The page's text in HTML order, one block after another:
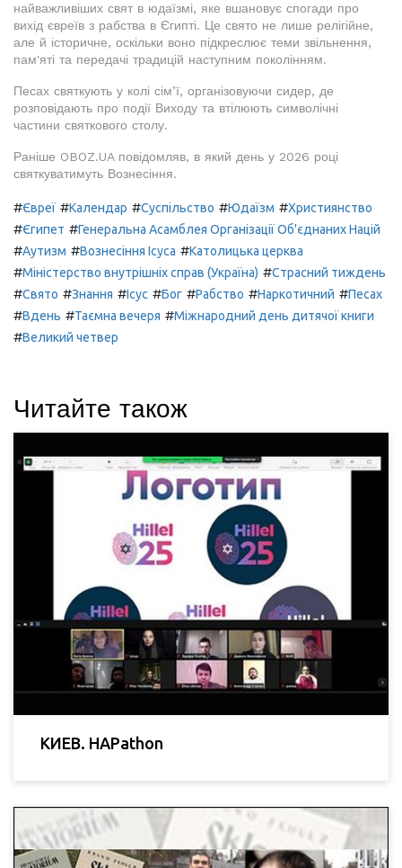
найважливіших свят в юдаїзмі, яке вшановує спогади про
вихід євреїв з рабства в Єгипті. Це свято не лише релігійне,
але й історичне, оскільки воно підкреслює теми звільнення,
пам'яті та передачі традицій наступним поколінням.
Песах святкують у колі сім’ї, організовуючи сидер, де
розповідають про події Виходу та втілюють символічні
частини святкового столу.
Раніше OBOZ.UA повідомляв, в який день у 2026 році
святкуватимуть Вознесіння.
#Євреї #Календар #Суспільство #Юдаїзм #Християнство
#Єгипет #Генеральна Асамблея Організації Об'єднаних Націй
#Аутизм #Вознесіння Ісуса #Католицька церква
#Міністерство внутрішніх справ (Україна) #Страсний тиждень
#Свято #Знання #Ісус #Бог #Рабство #Наркотичний #Песах
#Вдень #Таємна вечеря #Міжнародний день дитячої книги
#Великий четвер
Читайте також
КИЕВ. HAPathon